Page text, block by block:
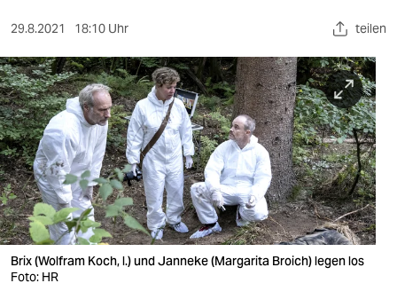
sport
berlin
nord
wahrheit
verlag
verlag
veranstaltungen
29.8.2021 18:10 Uhr teilen
Brix (Wolfram Koch, l.) und Janneke (Margarita Broich) legen los
Foto: HR